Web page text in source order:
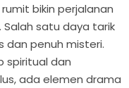
bikin perjalanan
Salah satu daya tarik
dan penuh misteri.
spiritual dan
ada elemen drama